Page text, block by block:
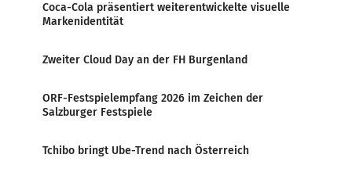
Coca-Cola präsentiert weiterentwickelte visuelle
Markenidentität
Zweiter Cloud Day an der FH Burgenland
ORF-Festspielempfang 2026 im Zeichen der
Salzburger Festspiele
Tchibo bringt Ube-Trend nach Österreich